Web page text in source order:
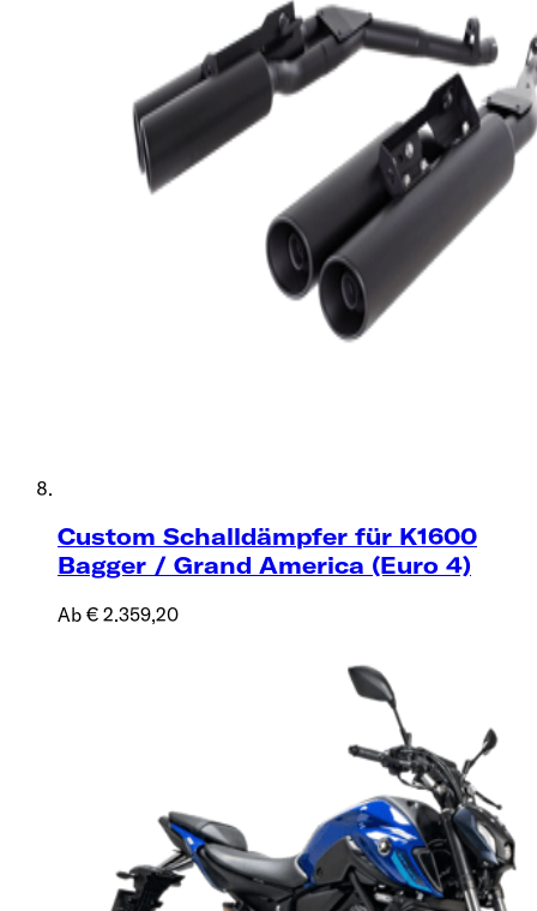
Custom Schalldämpfer für K1600
Bagger / Grand America (Euro 4)
Ab € 2.359,20